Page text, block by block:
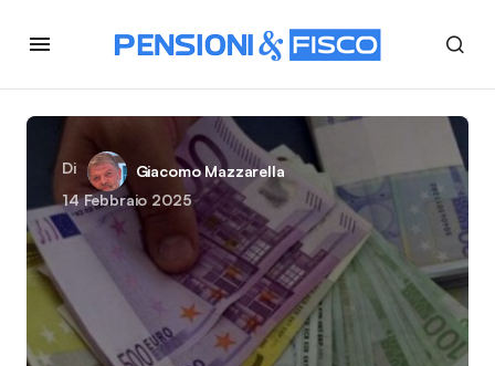
Di
Giacomo Mazzarella
14 Febbraio 2025